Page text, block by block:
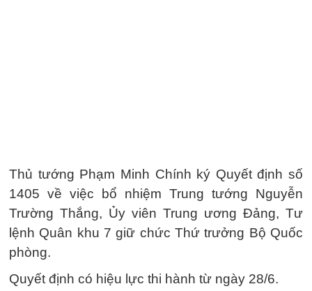
Thủ tướng Phạm Minh Chính ký Quyết định số
1405 về việc bổ nhiệm Trung tướng Nguyễn
Trường Thắng, Ủy viên Trung ương Đảng, Tư
lệnh Quân khu 7 giữ chức Thứ trưởng Bộ Quốc
phòng.
Quyết định có hiệu lực thi hành từ ngày 28/6.